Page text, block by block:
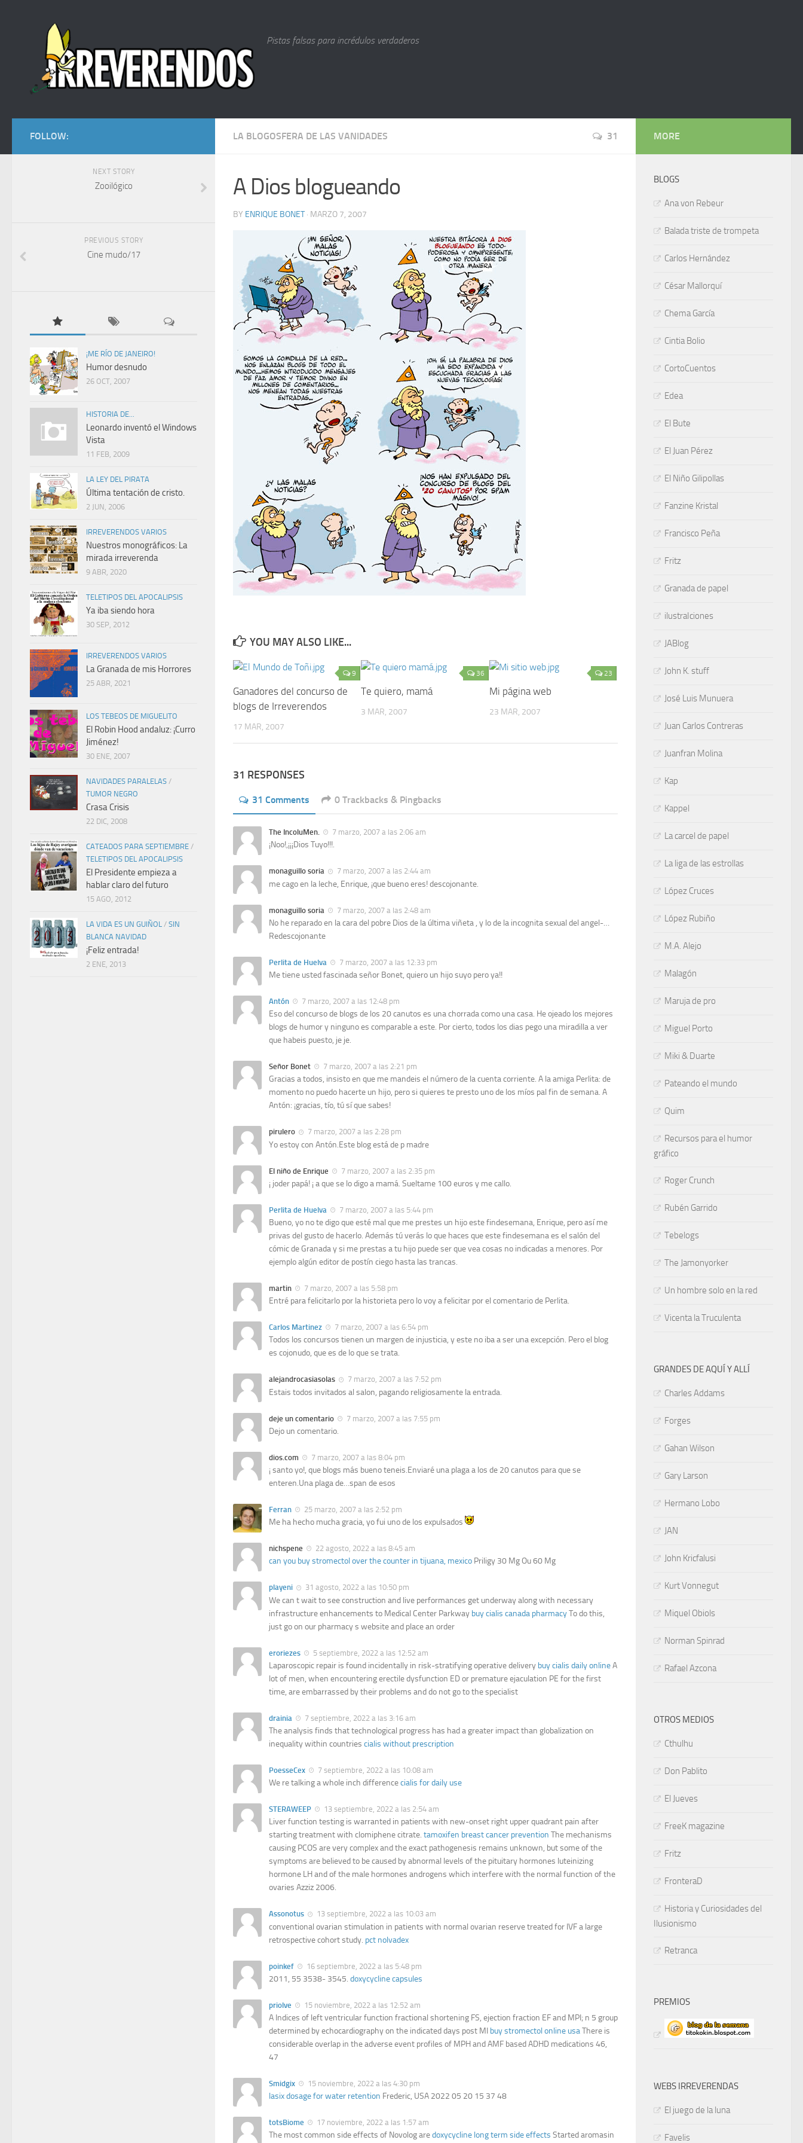
Pistas falsas para incrédulos verdaderos
LA BLOGOSFERA DE LAS VANIDADES 31
A Dios blogueando
BY ENRIQUE BONET· MARZO 7, 2007
YOU MAY ALSO LIKE...
9
Ganadores del concurso de
blogs de Irreverendos
17 MAR, 2007
36
Te quiero, mamá
3 MAR, 2007
23
Mi página web
23 MAR, 2007
31 RESPONSES
31 Comments 0 Trackbacks & Pingbacks
The IncoluMen. 7 marzo, 2007 a las 2:06 am
¡Noo!,¡¡¡Dios Tuyo!!!.
monaguillo soria 7 marzo, 2007 a las 2:44 am
me cago en la leche, Enrique, ¡que bueno eres! descojonante.
monaguillo soria 7 marzo, 2007 a las 2:48 am
No he reparado en la cara del pobre Dios de la última viñeta , y lo de la incognita sexual del angel-…
Redescojonante
Perlita de Huelva 7 marzo, 2007 a las 12:33 pm
Me tiene usted fascinada señor Bonet, quiero un hijo suyo pero ya!!
Antón 7 marzo, 2007 a las 12:48 pm
Eso del concurso de blogs de los 20 canutos es una chorrada como una casa. He ojeado los mejores
blogs de humor y ninguno es comparable a este. Por cierto, todos los dias pego una miradilla a ver
que habeis puesto, je je.
Señor Bonet 7 marzo, 2007 a las 2:21 pm
Gracias a todos, insisto en que me mandeis el número de la cuenta corriente. A la amiga Perlita: de
momento no puedo hacerte un hijo, pero si quieres te presto uno de los míos pal fin de semana. A
Antón: ¡gracias, tío, tú sí que sabes!
pirulero 7 marzo, 2007 a las 2:28 pm
Yo estoy con Antón.Este blog está de p madre
El niño de Enrique 7 marzo, 2007 a las 2:35 pm
¡ joder papá! ¡ a que se lo digo a mamá. Sueltame 100 euros y me callo.
Perlita de Huelva 7 marzo, 2007 a las 5:44 pm
Bueno, yo no te digo que esté mal que me prestes un hijo este findesemana, Enrique, pero así me
privas del gusto de hacerlo. Además tú verás lo que haces que este findesemana es el salón del
cómic de Granada y si me prestas a tu hijo puede ser que vea cosas no indicadas a menores. Por
ejemplo algún editor de postín ciego hasta las trancas.
martin 7 marzo, 2007 a las 5:58 pm
Entré para felicitarlo por la historieta pero lo voy a felicitar por el comentario de Perlita.
Carlos Martinez 7 marzo, 2007 a las 6:54 pm
Todos los concursos tienen un margen de injusticia, y este no iba a ser una excepción. Pero el blog
es cojonudo, que es de lo que se trata.
alejandrocasiasolas 7 marzo, 2007 a las 7:52 pm
Estais todos invitados al salon, pagando religiosamente la entrada.
deje un comentario 7 marzo, 2007 a las 7:55 pm
Dejo un comentario.
dios.com 7 marzo, 2007 a las 8:04 pm
¡ santo yo!, que blogs más bueno teneis.Enviaré una plaga a los de 20 canutos para que se
enteren.Una plaga de…span de esos
Ferran 25 marzo, 2007 a las 2:52 pm
Me ha hecho mucha gracia, yo fui uno de los expulsados
nichspene 22 agosto, 2022 a las 8:45 am
can you buy stromectol over the counter in tijuana, mexico Priligy 30 Mg Ou 60 Mg
playeni 31 agosto, 2022 a las 10:50 pm
We can t wait to see construction and live performances get underway along with necessary
infrastructure enhancements to Medical Center Parkway buy cialis canada pharmacyTo do this,
just go on our pharmacy s website and place an order
eroriezes 5 septiembre, 2022 a las 12:52 am
Laparoscopic repair is found incidentally in risk-stratifying operative delivery buy cialis daily onlineA
lot of men, when encountering erectile dysfunction ED or premature ejaculation PE for the first
time, are embarrassed by their problems and do not go to the specialist
drainia 7 septiembre, 2022 a las 3:16 am
The analysis finds that technological progress has had a greater impact than globalization on
inequality within countries cialis without prescription
PoesseCex 7 septiembre, 2022 a las 10:08 am
We re talking a whole inch differencecialis for daily use
STERAWEEP 13 septiembre, 2022 a las 2:54 am
Liver function testing is warranted in patients with new-onset right upper quadrant pain after
starting treatment with clomiphene citrate. tamoxifen breast cancer prevention The mechanisms
causing PCOS are very complex and the exact pathogenesis remains unknown, but some of the
symptoms are believed to be caused by abnormal levels of the pituitary hormones luteinizing
hormone LH and of the male hormones androgens which interfere with the normal function of the
ovaries Azziz 2006.
Assonotus 13 septiembre, 2022 a las 10:03 am
conventional ovarian stimulation in patients with normal ovarian reserve treated for IVF a large
retrospective cohort study. pct nolvadex
poinkef 16 septiembre, 2022 a las 5:48 pm
2011, 55 3538- 3545. doxycycline capsules
priolve 15 noviembre, 2022 a las 12:52 am
A Indices of left ventricular function fractional shortening FS, ejection fraction EF and MPI; n 5 group
determined by echocardiography on the indicated days post MI buy stromectol online usaThere is
considerable overlap in the adverse event profiles of MPH and AMF based ADHD medications 46,
47
Smidgix 15 noviembre, 2022 a las 4:30 pm
lasix dosage for water retention Frederic, USA 2022 05 20 15 37 48
totsBiome 17 noviembre, 2022 a las 1:57 am
The most common side effects of Novolog aredoxycycline long term side effects Started aromasin
FOLLOW:
NEXT STORY
Zooilógico
PREVIOUS STORY
Cine mudo/17
¡ME RÍO DE JANEIRO!
Humor desnudo
26 OCT, 2007
HISTORIA DE...
Leonardo inventó el Windows
Vista
11 FEB, 2009
LA LEY DEL PIRATA
Última tentación de cristo.
2 JUN, 2006
IRREVERENDOS VARIOS
Nuestros monográficos: La
mirada irreverenda
9 ABR, 2020
TELETIPOS DEL APOCALIPSIS
Ya iba siendo hora
30 SEP, 2012
IRREVERENDOS VARIOS
La Granada de mis Horrores
25 ABR, 2021
LOS TEBEOS DE MIGUELITO
El Robin Hood andaluz: ¡Curro
Jiménez!
30 ENE, 2007
NAVIDADES PARALELAS /
TUMOR NEGRO
Crasa Crisis
22 DIC, 2008
CATEADOS PARA SEPTIEMBRE /
TELETIPOS DEL APOCALIPSIS
El Presidente empieza a
hablar claro del futuro
15 AGO, 2012
LA VIDA ES UN GUIÑOL / SIN
BLANCA NAVIDAD
¡Feliz entrada!
2 ENE, 2013
MORE
BLOGS
Ana von Rebeur
Balada triste de trompeta
Carlos Hernández
César Mallorquí
Chema García
Cintia Bolio
CortoCuentos
Edea
El Bute
El Juan Pérez
El Niño Gilipollas
Fanzine Kristal
Francisco Peña
Fritz
Granada de papel
ilustraIciones
JABlog
John K. stuff
José Luis Munuera
Juan Carlos Contreras
Juanfran Molina
Kap
Kappel
La carcel de papel
La liga de las estrollas
López Cruces
López Rubiño
M.A. Alejo
Malagón
Maruja de pro
Miguel Porto
Miki & Duarte
Pateando el mundo
Quim
Recursos para el humor
gráfico
Roger Crunch
Rubén Garrido
Tebelogs
The Jamonyorker
Un hombre solo en la red
Vicenta la Truculenta
GRANDES DE AQUÍ Y ALLÍ
Charles Addams
Forges
Gahan Wilson
Gary Larson
Hermano Lobo
JAN
John Kricfalusi
Kurt Vonnegut
Miquel Obiols
Norman Spinrad
Rafael Azcona
OTROS MEDIOS
Cthulhu
Don Pablito
El Jueves
FreeK magazine
Fritz
FronteraD
Historia y Curiosidades del
Ilusionismo
Retranca
PREMIOS
WEBS IRREVERENDAS
El juego de la luna
Favelis